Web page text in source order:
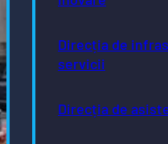
Direcția de
servicii
Direcția de